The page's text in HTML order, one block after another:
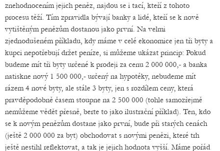
znehodnocením jejich peněz, najdou se i tací, kteří z tohoto
procesu těží. Tím zpravidla bývají banky a lidé, kteří se k nově
vytištěným penězům dostanou jako první. Na velmi
zjednodušeném příkladu, kdy máme v celé ekonomice jen tři byty a
kupci nepotřebují držet peníze, si můžeme ukázat princip: Pokud
budeme mít tři byty určené k prodeji za cenu 2 000 000,- a banka
natiskne nový 1 500 000,- určený na hypotéky, nebudeme mít
rázem 4 nové byty, ale stále 3 byty, jen s rozdílem ceny, která
pravděpodobně časem stoupne na 2 500 000 (tohle samozřejmě
nemůžeme vědět přesně, berte to jako ilustrační příklad). Ten, kdo
se k novým penězům dostane jako první, bude při starých cenách
(ještě 2 000 000 za byt) obchodovat s novými penězi, které trh
ještě nestihl reflektovat, a tak je jejich hodnota vyšší. Máme pořád